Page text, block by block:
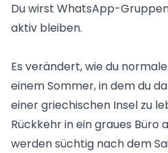
Du wirst WhatsApp-
aktiv bleiben.
Es verändert, wie du
einem Sommer, in dem du
einer griechischen Insel zu
Rückkehr in ein graues Büro
werden süchtig nach dem